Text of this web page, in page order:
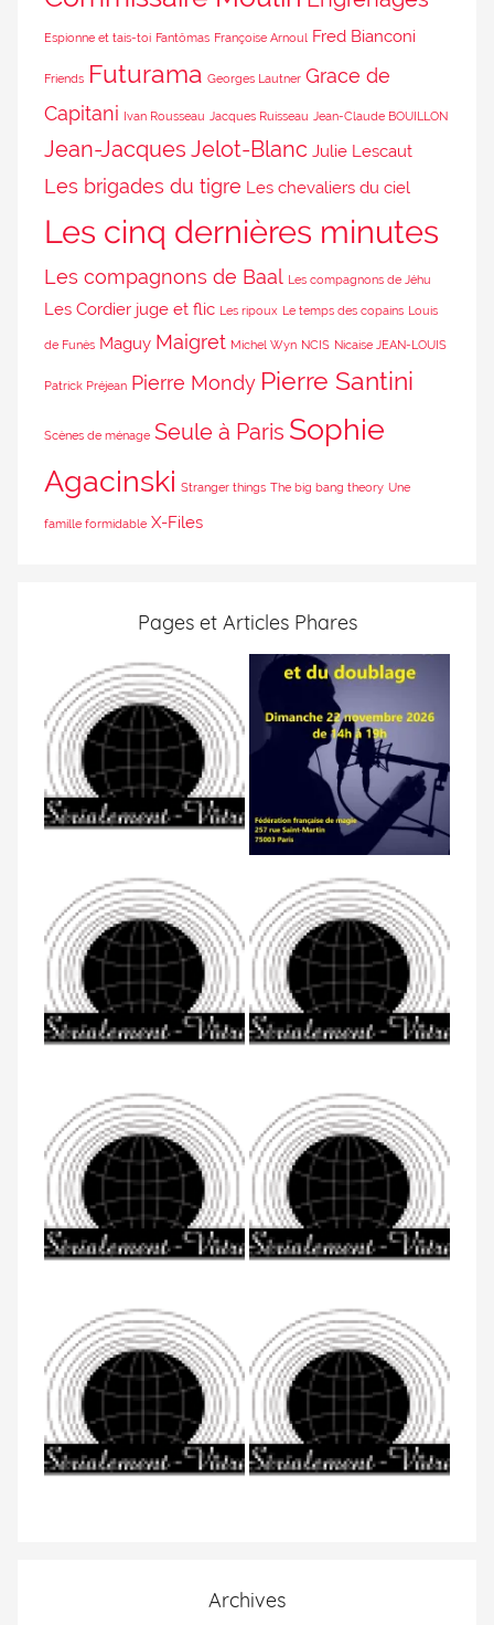
Espionne et tais-toi Fantômas Françoise Arnoul Fred Bianconi
Friends Futurama Georges Lautner Grace de
Capitani Ivan Rousseau Jacques Ruisseau Jean-Claude BOUILLON
Jean-Jacques Jelot-Blanc Julie Lescaut
Les brigades du tigre Les chevaliers du ciel
Les cinq dernières minutes
Les compagnons de Baal Les compagnons de Jéhu
Les Cordier juge et flic Les ripoux Le temps des copains Louis
de Funès Maguy Maigret Michel Wyn NCIS Nicaise JEAN-LOUIS
Patrick Préjean Pierre Mondy Pierre Santini
Scènes de ménage Seule à Paris Sophie
Agacinski Stranger things The big bang theory Une
famille formidable X-Files
Pages et Articles Phares
Archives